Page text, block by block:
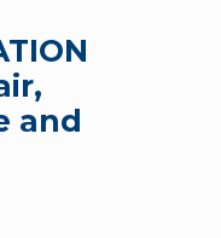
and